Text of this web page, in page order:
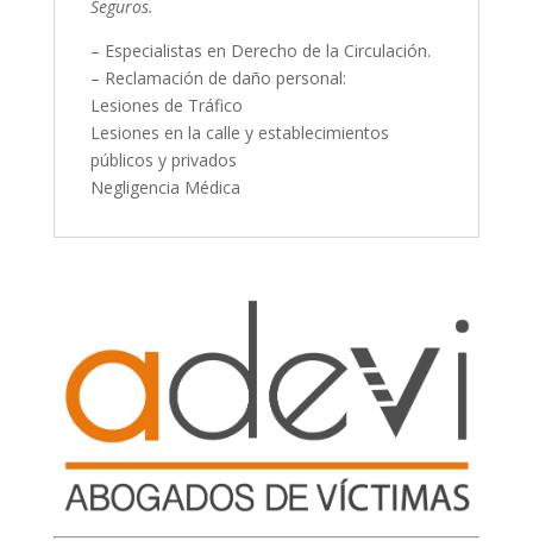
Seguros.
– Especialistas en Derecho de la Circulación.
– Reclamación de daño personal:
Lesiones de Tráfico
Lesiones en la calle y establecimientos
públicos y privados
Negligencia Médica